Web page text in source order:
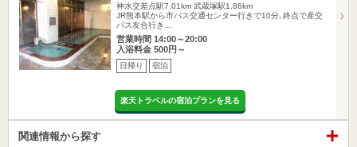
神水交差点駅7.01km 武蔵塚駅1.86km
JR熊本駅から市バス交通センター行きで10分､終点で産交
バス友合行き…
営業時間 14:00～20:00
入浴料金 500円～
日帰り 宿泊
楽天トラベルの宿泊プランを見る
関連情報から探す